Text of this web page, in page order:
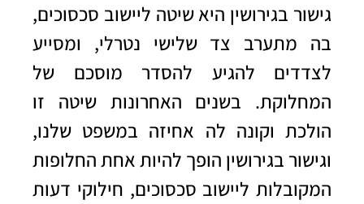
גישור בגירושין היא שיטה ליישוב סכסוכים,
בה מתערב צד שלישי נטרלי, ומסייע
לצדדים להגיע להסדר מוסכם של
המחלוקת. בשנים האחרונות שיטה זו
הולכת וקונה לה אחיזה במשפט שלנו,
וגישור בגירושין הופך להיות אחת החלופות
המקובלות ליישוב סכסוכים, חילוקי דעות